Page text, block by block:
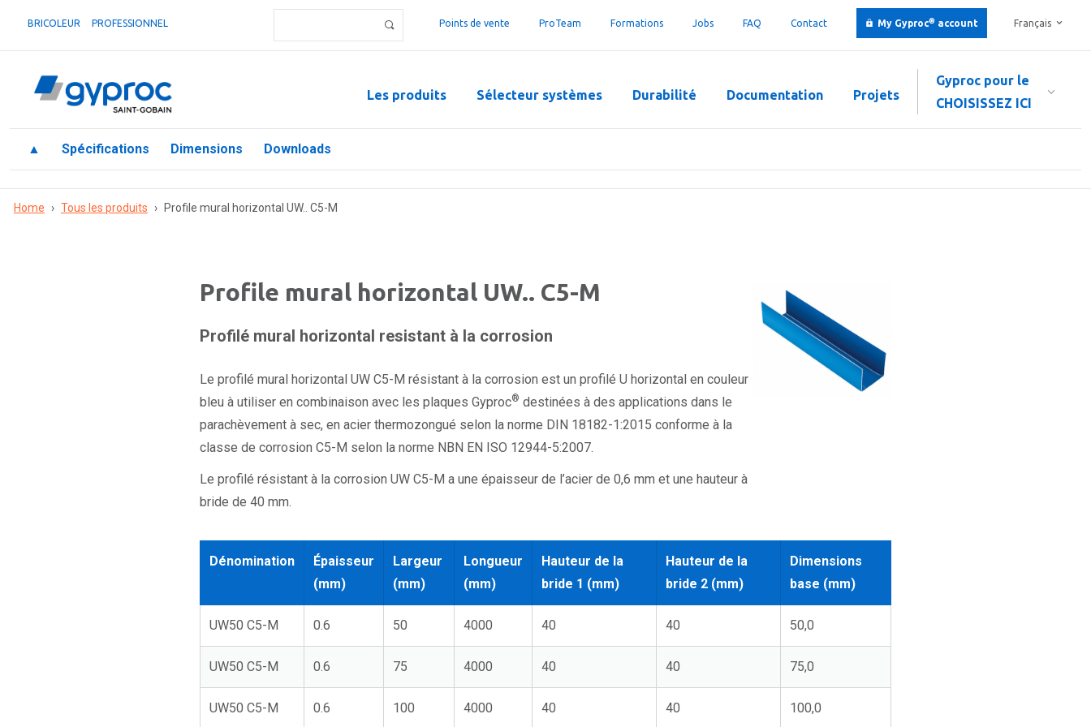
BRICOLEUR PROFESSIONNEL Français
Points de vente ProTeam Formations Jobs FAQ Contact My Gyproc® account
Gyproc pour le
CHOISISSEZ ICI
Les produits Sélecteur systèmes Durabilité Documentation Projets
▲ Spécifications Dimensions Downloads
Home › Tous les produits › Profile mural horizontal UW.. C5-M
Profile mural horizontal UW.. C5-M
Profilé mural horizontal resistant à la corrosion
Le profilé mural horizontal UW C5-M résistant à la corrosion est un profilé U horizontal en couleur
bleu à utiliser en combinaison avec les plaques Gyproc® destinées à des applications dans le
parachèvement à sec, en acier thermozongué selon la norme DIN 18182-1:2015 conforme à la
classe de corrosion C5-M selon la norme NBN EN ISO 12944-5:2007.
Le profilé résistant à la corrosion UW C5-M a une épaisseur de l’acier de 0,6 mm et une hauteur à
bride de 40 mm.
Dénomination
Épaisseur
(mm)
Largeur
(mm)
Longueur
(mm)
Hauteur de la
bride 1 (mm)
Hauteur de la
bride 2 (mm)
Dimensions
base (mm)
UW50 C5-M 0.6 50 4000 40 40 50,0
UW50 C5-M 0.6 75 4000 40 40 75,0
UW50 C5-M 0.6 100 4000 40 40 100,0